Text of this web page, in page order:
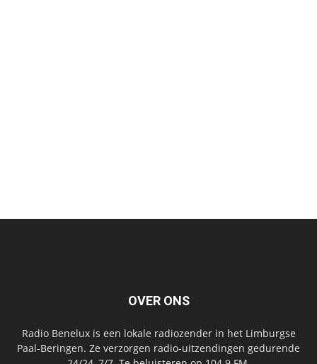
OVER ONS
Radio Benelux is een lokale radiozender in het Limburgse
Paal-Beringen. Ze verzorgen radio-uitzendingen gedurende